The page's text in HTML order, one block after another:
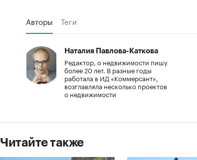
Авторы Теги
Наталия Павлова-Каткова
Редактор, о недвижимости пишу
более 20 лет. В разные годы
работала в ИД «Коммерсант»,
возглавляла несколько проектов
о недвижимости
Читайте также